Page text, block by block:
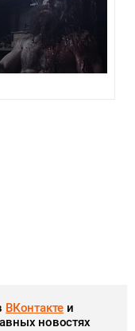
ВКонтакте и
новостях